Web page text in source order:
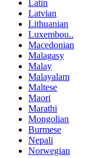
Latin
Latvian
Lithuanian
Luxembou..
Macedonian
Malagasy
Malay
Malayalam
Maltese
Maori
Marathi
Mongolian
Burmese
Nepali
Norwegian